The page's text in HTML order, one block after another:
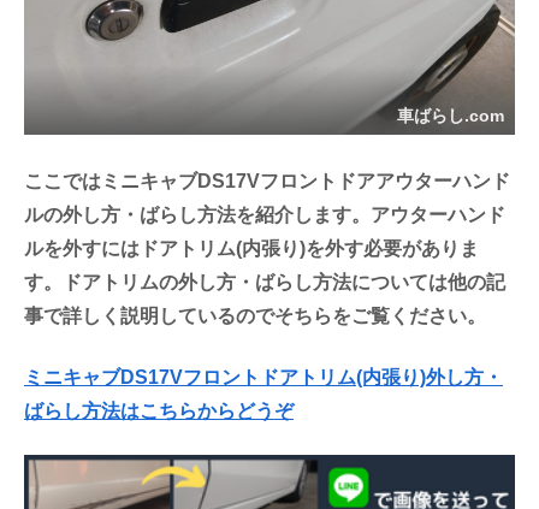
車ばらし.com
ここではミニキャブDS17Vフロントドアアウターハンド
ルの外し方・ばらし方法を紹介します。アウターハンド
ルを外すにはドアトリム(内張り)を外す必要がありま
す。ドアトリムの外し方・ばらし方法については他の記
事で詳しく説明しているのでそちらをご覧ください。
ミニキャブDS17Vフロントドアトリム(内張り)外し方・
ばらし方法はこちらからどうぞ